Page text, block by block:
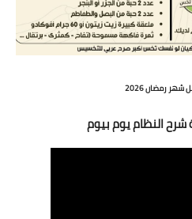
شهر رمضان 2026
النظام يوم بيوم